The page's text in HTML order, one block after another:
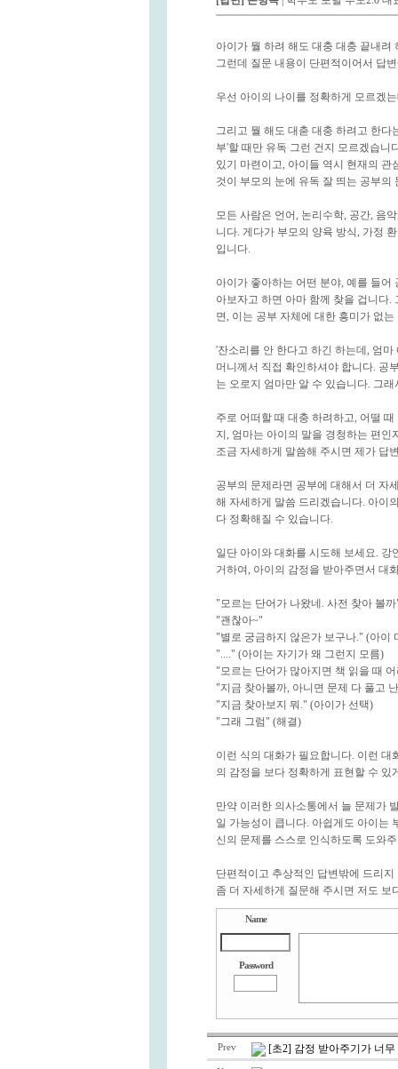
아이가 뭘 하려 해도 대충 대충 끝내려
그런데 질문 내용이 단편적이어서 답
우선 아이의 나이를 정확하게 모르겠
그리고 뭘 해도 대춛 대충 하려고 한
부'할 때만 유독 그런 건지 모르겠습니
있기 마련이고, 아이들 역시 현재의
것이 부모의 눈에 유독 잘 띄는 공부
모든 사람은 언어, 논리수학, 공간, 음
니다. 게다가 부모의 양육 방식, 가정
입니다.
아이가 좋아하는 어떤 분야, 예를 들
아보자고 하면 아마 함께 찾을 겁니다
면, 이는 공부 자체에 대한 흥미가 없는
'잔소리를 안 한다고 하긴 하는데, 엄
머니께서 직접 확인하셔야 합니다. 공
는 오로지 엄마만 알 수 있습니다. 그
주로 어떠할 때 대충 하려하고, 어떨
지, 엄마는 아이의 말을 경청하는 편
조금 자세하게 말씀해 주시면 제가 답
공부의 문제라면 공부에 대해서 더 자
해 자세하게 말씀 드리겠습니다. 아이
다 정확해질 수 있습니다.
일단 아이와 대화를 시도해 보세요.
거하여, 아이의 감정을 받아주면서 대
"모르는 단어가 나왔네. 사전 찾아 볼
"괜찮아~"
"별로 궁금하지 않은가 보구나." (아이
"...." (아이는 자기가 왜 그런지 모름)
"모르는 단어가 많아지면 책 읽을 때
"지금 찾아볼까, 아니면 문제 다 풀고
"지금 찾아보지 뭐." (아이가 선택)
"그래 그럼" (해결)
이런 식의 대화가 필요합니다. 이런
의 감정을 보다 정확하게 표현할 수 있
만약 이러한 의사소통에서 늘 문제가
일 가능성이 큽니다. 아쉽게도 아이는
신의 문제를 스스로 인식하도록 도와
단편적이고 추상적인 답변밖에 드리
좀 더 자세하게 질문해 주시면 저도
Name
Password
Prev [초2] 감정 받아주기가 너